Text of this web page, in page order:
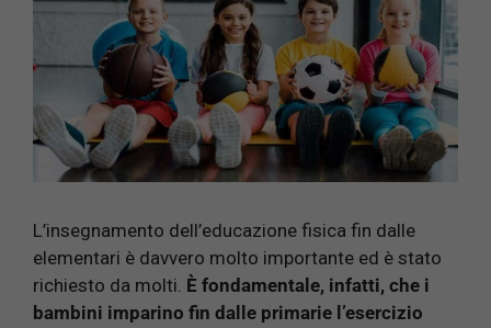
L’insegnamento dell’educazione fisica fin dalle
elementari è davvero molto importante ed è stato
richiesto da molti. È fondamentale, infatti, che i
bambini imparino fin dalle primarie l’esercizio